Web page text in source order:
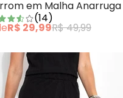
em Malha Anarruga
(14)
R$ 29,99R$ 49,99